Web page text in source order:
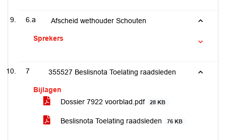
6.a Afscheid wethouder Schouten
Sprekers
7 355527 Beslisnota Toelating raadsleden
Bijlagen
Dossier 7922 voorblad.pdf
28 KB
Beslisnota Toelating raadsleden 76 KB